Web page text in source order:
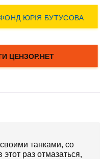
танками, со
этот раз отмазаться,